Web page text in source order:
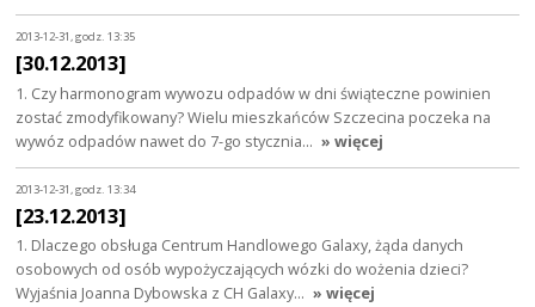
2013-12-31, godz. 13:35
[30.12.2013]
1. Czy harmonogram wywozu odpadów w dni świąteczne powinien
zostać zmodyfikowany? Wielu mieszkańców Szczecina poczeka na
wywóz odpadów nawet do 7-go stycznia… » więcej
2013-12-31, godz. 13:34
[23.12.2013]
1. Dlaczego obsługa Centrum Handlowego Galaxy, żąda danych
osobowych od osób wypożyczających wózki do wożenia dzieci?
Wyjaśnia Joanna Dybowska z CH Galaxy… » więcej